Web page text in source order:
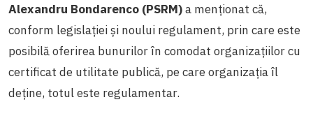
Alexandru Bondarenco (PSRM)a menționat că,
conform legislației și noului regulament, prin care este
posibilă oferirea bunurilor în comodat organizațiilor cu
certificat de utilitate publică, pe care organizația îl
deține, totul este regulamentar.